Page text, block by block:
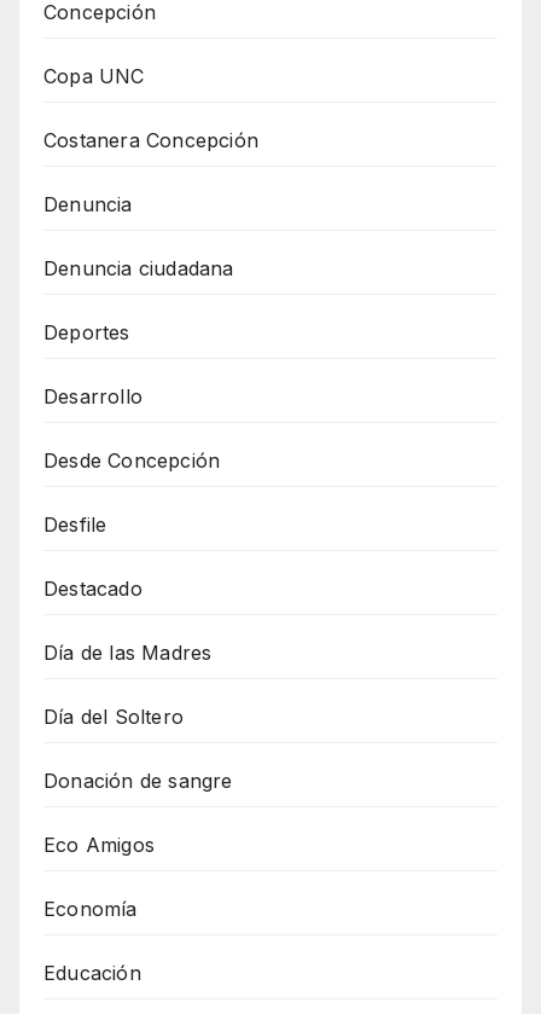
Concepción
Copa UNC
Costanera Concepción
Denuncia
Denuncia ciudadana
Deportes
Desarrollo
Desde Concepción
Desfile
Destacado
Día de las Madres
Día del Soltero
Donación de sangre
Eco Amigos
Economía
Educación